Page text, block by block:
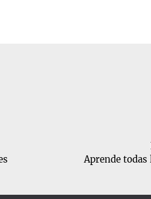
Aprende